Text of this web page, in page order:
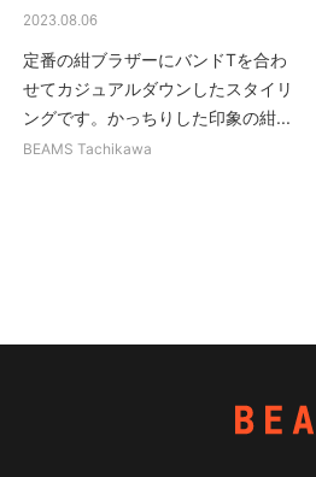
2023.08.06
定番の紺ブラザーにバンドTを合わ
せてカジュアルダウンしたスタイリ
ングです。かっちりした印象の紺...
BEAMS Tachikawa